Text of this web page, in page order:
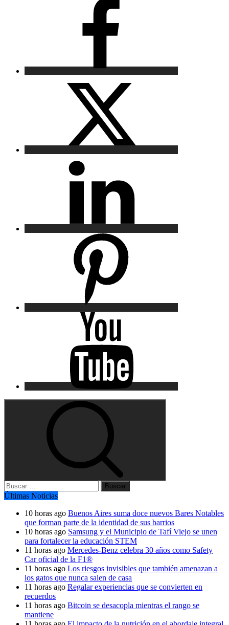
Buscar:
Últimas Noticias
10 horas ago Buenos Aires suma doce nuevos Bares Notables
que forman parte de la identidad de sus barrios
10 horas ago Samsung y el Municipio de Tafí Viejo se unen
para fortalecer la educación STEM
11 horas ago Mercedes-Benz celebra 30 años como Safety
Car oficial de la F1®
11 horas ago Los riesgos invisibles que también amenazan a
los gatos que nunca salen de casa
11 horas ago Regalar experiencias que se convierten en
recuerdos
11 horas ago Bitcoin se desacopla mientras el rango se
mantiene